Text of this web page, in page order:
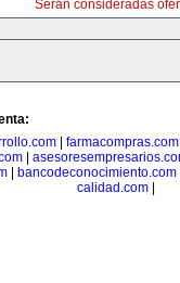
Serán consideradas
farmacompras.com
|
bancodeconocimiento.com
calidad.com